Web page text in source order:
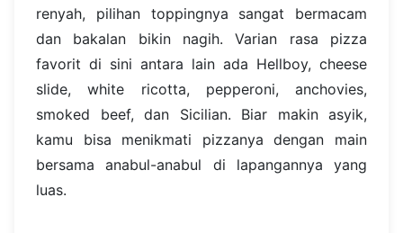
renyah, pilihan toppingnya sangat bermacam
dan bakalan bikin nagih. Varian rasa pizza
favorit di sini antara lain ada Hellboy, cheese
slide, white ricotta, pepperoni, anchovies,
smoked beef, dan Sicilian. Biar makin asyik,
kamu bisa menikmati pizzanya dengan main
bersama anabul-anabul di lapangannya yang
luas.